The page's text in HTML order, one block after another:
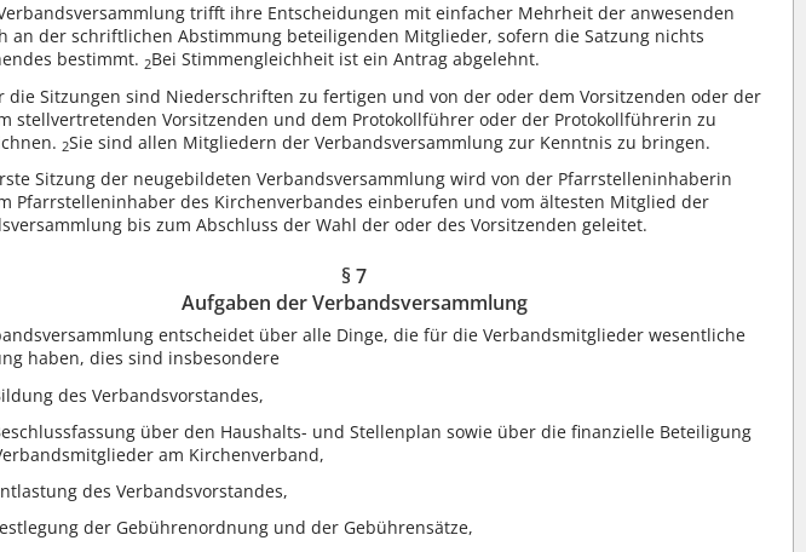
trifft ihre Entscheidungen mit einfacher Mehrheit der anwesenden
an der schriftlichen Abstimmung beteiligenden Mitglieder, sofern die Satzung nichts
bestimmt. 2Bei Stimmengleichheit ist ein Antrag abgelehnt.
die Sitzungen sind Niederschriften zu fertigen und von der oder dem Vorsitzenden oder der
stellvertretenden Vorsitzenden und dem Protokollführer oder der Protokollführerin zu
2Sie sind allen Mitgliedern der Verbandsversammlung zur Kenntnis zu bringen.
Sitzung der neugebildeten Verbandsversammlung wird von der Pfarrstelleninhaberin
Pfarrstelleninhaber des Kirchenverbandes einberufen und vom ältesten Mitglied der
bis zum Abschluss der Wahl der oder des Vorsitzenden geleitet.
§ 7
Aufgaben der Verbandsversammlung
entscheidet über alle Dinge, die für die Verbandsmitglieder wesentliche
haben, dies sind insbesondere
des Verbandsvorstandes,
über den Haushalts- und Stellenplan sowie über die finanzielle Beteiligung
am Kirchenverband,
des Verbandsvorstandes,
der Gebührenordnung und der Gebührensätze,